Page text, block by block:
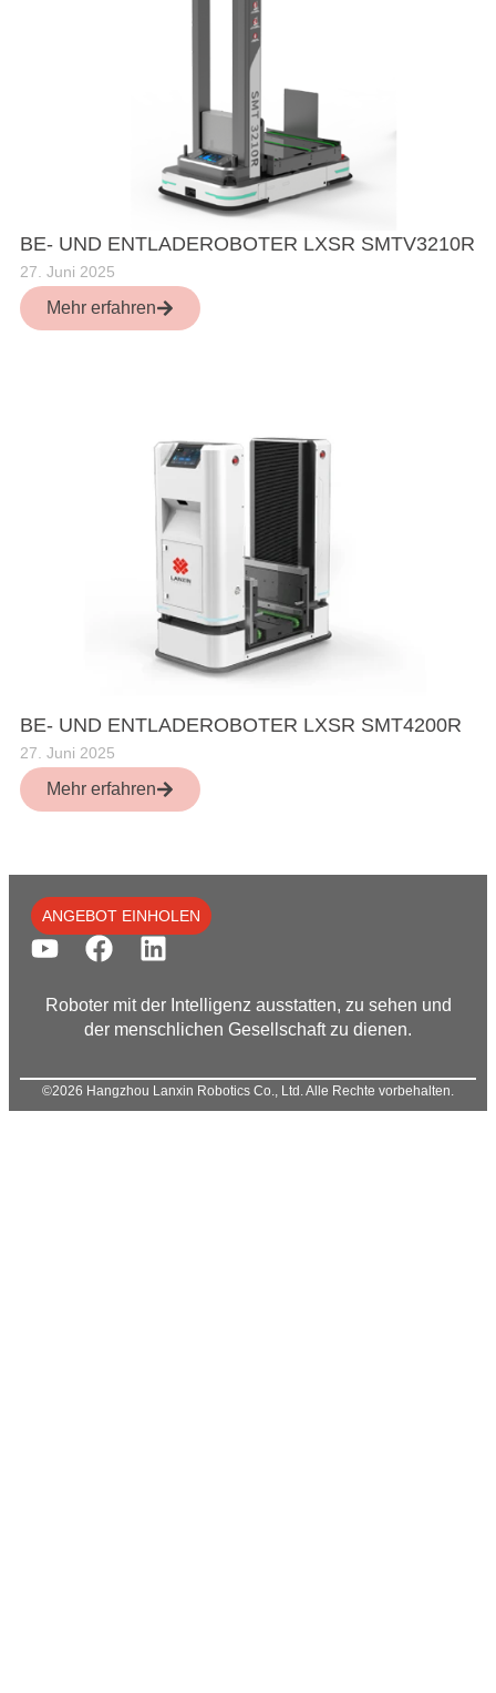
BE- UND ENTLADEROBOTER LXSR SMTV3210R
27. Juni 2025
Mehr erfahren
BE- UND ENTLADEROBOTER LXSR SMT4200R
27. Juni 2025
Mehr erfahren
ANGEBOT EINHOLEN
Roboter mit der Intelligenz ausstatten, zu sehen und
der menschlichen Gesellschaft zu dienen.
©2026 Hangzhou Lanxin Robotics Co., Ltd. Alle Rechte vorbehalten.